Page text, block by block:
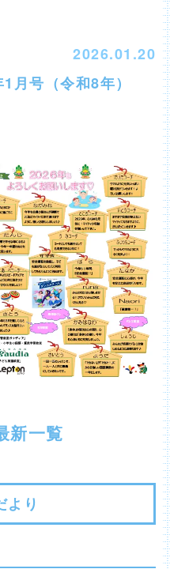
2026.01.20
号（令和8年）
新一覧
より